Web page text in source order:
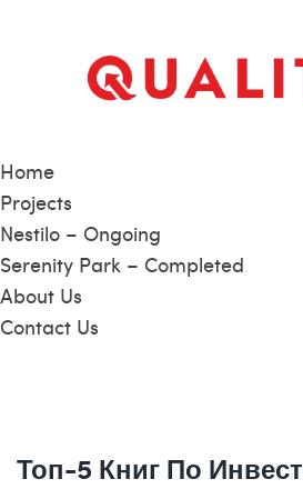
Home
Projects
Nestilo – Ongoing
Serenity Park – Completed
About Us
Contact Us
Топ-5 Книг По